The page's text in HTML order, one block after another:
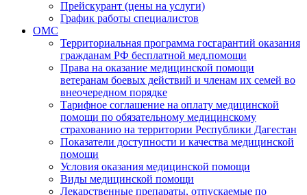
Прейскурант (цены на услуги)
График работы специалистов
ОМС
Территориальная программа госгарантий оказания
гражданам РФ бесплатной мед.помощи
Права на оказание медицинской помощи
ветеранам боевых действий и членам их семей во
внеочередном порядке
Тарифное соглашение на оплату медицинской
помощи по обязательному медицинскому
страхованию на территории Республики Дагестан
Показатели доступности и качества медицинской
помощи
Условия оказания медицинской помощи
Виды медицинской помощи
Лекарственные препараты, отпускаемые по